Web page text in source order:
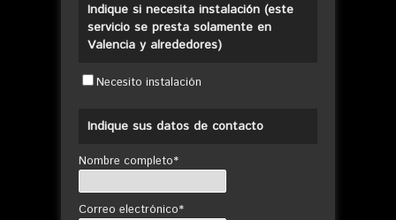
Indique si necesita instalación (este
servicio se presta solamente en
Valencia y alrededores)
Necesito instalación
Indique sus datos de contacto
Nombre completo*
Correo electrónico*